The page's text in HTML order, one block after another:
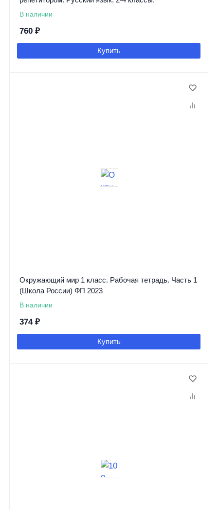
В наличии
760 ₽
Купить
Окружающий мир 1 класс. Рабочая тетрадь. Часть 1
(Школа России) ФП 2023
В наличии
374 ₽
Купить